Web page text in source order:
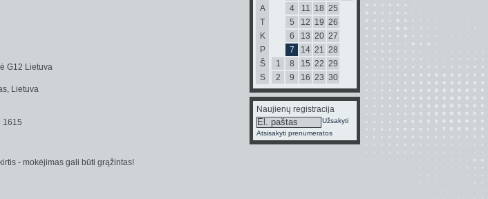
G12 Lietuva
Lietuva
1615
- mokėjimas gali būti grąžintas!
A
T
K
P
Š
S
1
2
4
5
6
7
8
9
11
12
13
14
15
16
18
19
20
21
22
23
25
26
27
28
29
30
Naujienų registracija
Užsakyti
Atsisakyti prenumeratos